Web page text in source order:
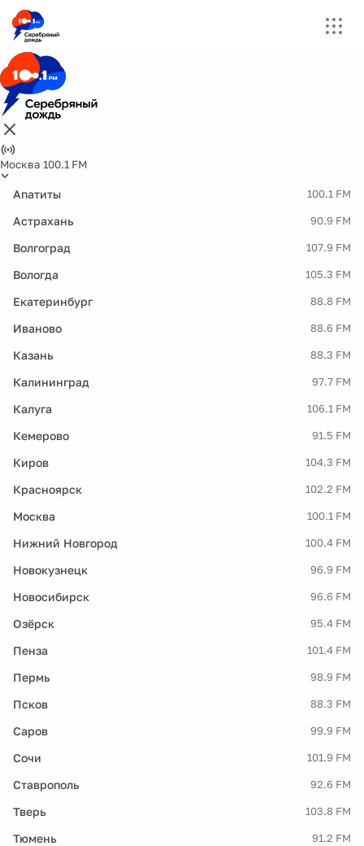
Москва 100.1 FM
Апатиты 100.1 FM
Астрахань 90.9 FM
Волгоград 107.9 FM
Вологда 105.3 FM
Екатеринбург 88.8 FM
Иваново 88.6 FM
Казань 88.3 FM
Калининград 97.7 FM
Калуга 106.1 FM
Кемерово 91.5 FM
Киров 104.3 FM
Красноярск 102.2 FM
Москва 100.1 FM
Нижний Новгород 100.4 FM
Новокузнецк 96.9 FM
Новосибирск 96.6 FM
Озёрск 95.4 FM
Пенза 101.4 FM
Пермь 98.9 FM
Псков 88.3 FM
Саров 99.9 FM
Сочи 101.9 FM
Ставрополь 92.6 FM
Тверь 103.8 FM
Тюмень 91.2 FM